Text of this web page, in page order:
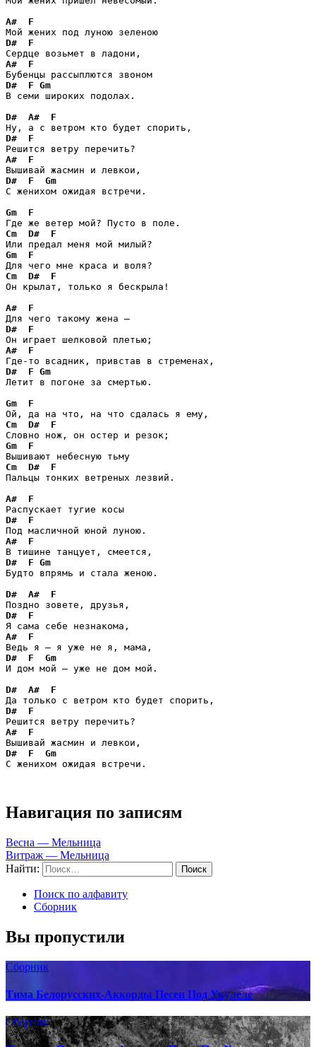
A#
F
D#
F
A#
F
D#
F Gm
В семи широких подолах.
D#
A#
F
D#
F
A#
F
D#
F
Gm
С женихом ожидая встречи.
Gm
F
Cm
D#
F
Gm
F
Cm
D#
F
Он крылат, только я бескрыла!
A#
F
D#
F
A#
F
D#
F Gm
Летит в погоне за смертью.
Gm
F
Cm
D#
F
Gm
F
Cm
D#
F
Пальцы тонких ветреных лезвий.
A#
F
D#
F
A#
F
D#
F Gm
Будто впрямь и стала женою.
D#
A#
F
D#
F
A#
F
D#
F
Gm
И дом мой — уже не дом мой.
D#
A#
F
D#
F
A#
F
D#
F
Gm
С женихом ожидая встречи.
Навигация по записям
Весна — Мельница
Витраж — Мельница
Найти:
Поиск по алфавиту
Сборник
Вы пропустили
Сборник
Тима Белорусских-Аккорды Песен Под Укулеле
Сборник